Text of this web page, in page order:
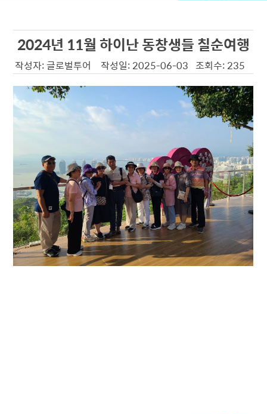
2024년 11월 하이난 동창생들 칠순여행
작성자: 글로벌투어 작성일: 2025-06-03 조회수: 235